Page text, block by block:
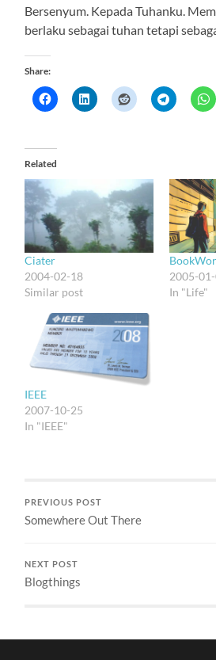
Bersenyum. Kepada Tuhanku.
berlaku sebagai tuhan tetapi
Share:
Related
Ciater
2004-02-18
Similar post
2005-
In "Life"
IEEE
2007-10-25
In "IEEE"
PREVIOUS POST
Somewhere Out There
NEXT POST
Blogthings